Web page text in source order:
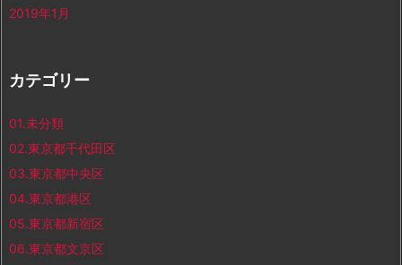
2019年1月
カテゴリー
01.未分類
02.東京都千代田区
03.東京都中央区
04.東京都港区
05.東京都新宿区
06.東京都文京区